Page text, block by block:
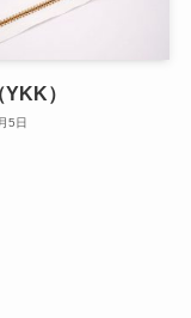
）
5日